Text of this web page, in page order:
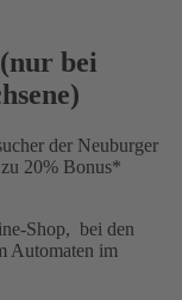
bei
der Neuburger
20% Bonus*
Shop, bei den
Automaten im